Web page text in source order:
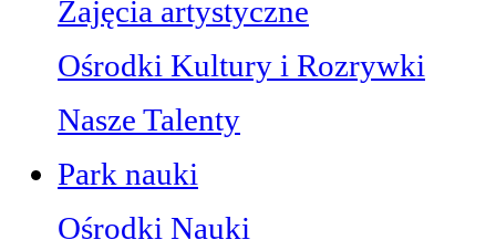
Zajęcia artystyczne
Ośrodki Kultury i Rozrywki
Nasze Talenty
Park nauki
Ośrodki Nauki